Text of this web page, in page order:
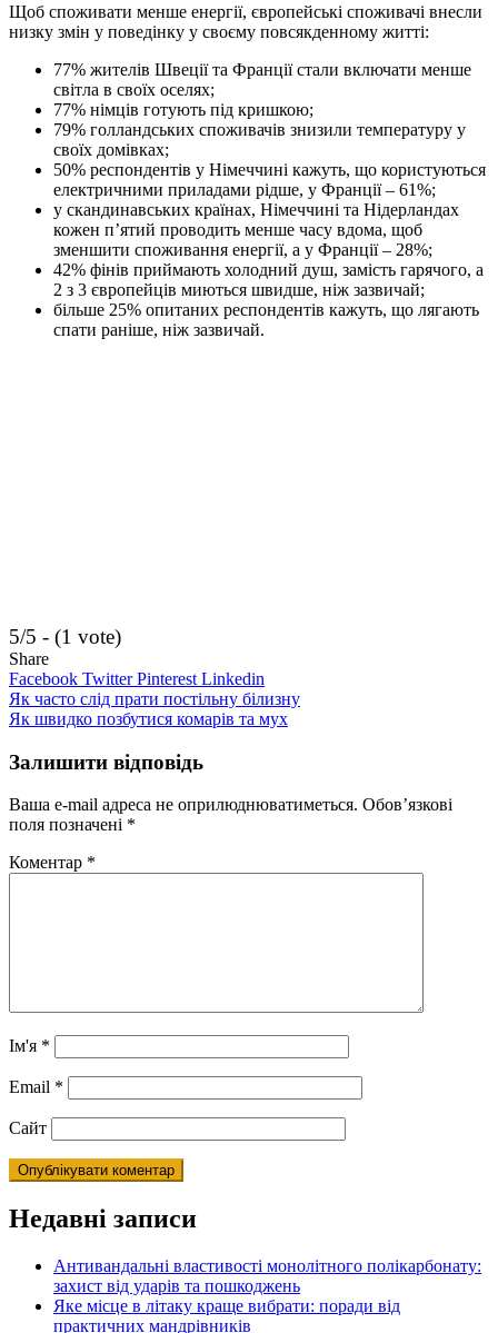
Щоб споживати менше енергії, європейські споживачі внесли
низку змін у поведінку у своєму повсякденному житті:
77% жителів Швеції та Франції стали включати менше
світла в своїх оселях;
77% німців готують під кришкою;
79% голландських споживачів знизили температуру у
своїх домівках;
50% респондентів у Німеччині кажуть, що користуються
електричними приладами рідше, у Франції – 61%;
у скандинавських країнах, Німеччині та Нідерландах
кожен п’ятий проводить менше часу вдома, щоб
зменшити споживання енергії, а у Франції – 28%;
42% фінів приймають холодний душ, замість гарячого, а
2 з 3 європейців миються швидше, ніж зазвичай;
більше 25% опитаних респондентів кажуть, що лягають
спати раніше, ніж зазвичай.
5/5 - (1 vote)
Share
Facebook TwitterPinterest Linkedin
Навігація
записів
Як часто слід прати постільну білизну
Як швидко позбутися комарів та мух
Залишити відповідь
Ваша e-mail адреса не оприлюднюватиметься. Обов’язкові
поля позначені *
Коментар *
Ім'я *
Email *
Сайт
Недавні записи
Антивандальні властивості монолітного полікарбонату:
захист від ударів та пошкоджень
Яке місце в літаку краще вибрати: поради від
практичних мандрівників